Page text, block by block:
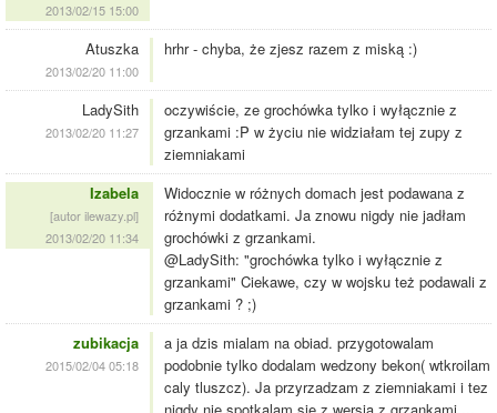
2013/02/15 15:00
Atuszka
2013/02/20 11:00
hrhr - chyba, że zjesz razem z miską :)
LadySith
2013/02/20 11:27
oczywiście, ze grochówka tylko i wyłącznie z
grzankami :P w życiu nie widziałam tej zupy z
ziemniakami
Izabela
[autor ilewazy.pl]
2013/02/20 11:34
Widocznie w różnych domach jest podawana z
różnymi dodatkami. Ja znowu nigdy nie jadłam
grochówki z grzankami.
@LadySith: "grochówka tylko i wyłącznie z
grzankami" Ciekawe, czy w wojsku też podawali z
grzankami ? ;)
zubikacja
2015/02/04 05:18
a ja dzis mialam na obiad. przygotowalam
podobnie tylko dodalam wedzony bekon( wtkroilam
caly tluszcz). Ja przyrzadzam z ziemniakami i tez